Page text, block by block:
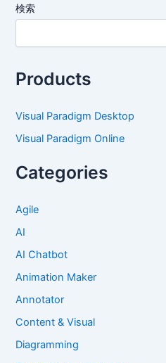
検索
Products
Visual Paradigm Desktop
Visual Paradigm Online
Categories
Agile
AI
AI Chatbot
Animation Maker
Annotator
Content & Visual
Diagramming